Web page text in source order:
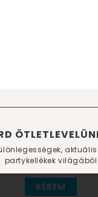
partykellékek világából
KÉREM